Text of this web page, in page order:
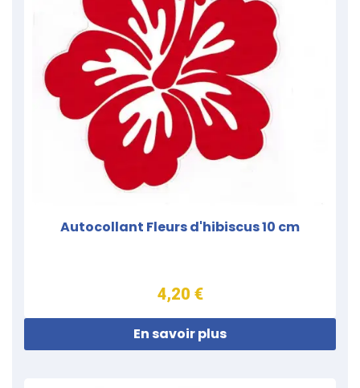
Autocollant Fleurs d'hibiscus 10 cm
4,20 €
En savoir plus